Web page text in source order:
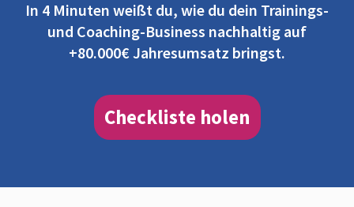
In 4 Minuten weißt du, wie du dein Trainings-
und Coaching-Business nachhaltig auf
+80.000€ Jahresumsatz bringst.
Checkliste holen